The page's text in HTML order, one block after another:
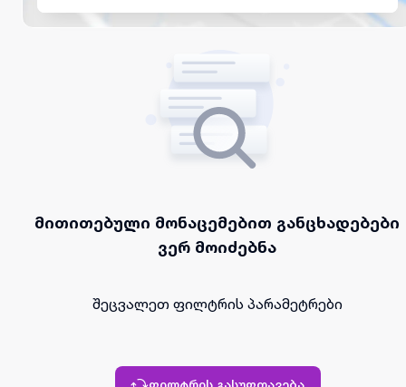
მითითებული მონაცემებით განცხადებები
ვერ მოიძებნა
შეცვალეთ ფილტრის პარამეტრები